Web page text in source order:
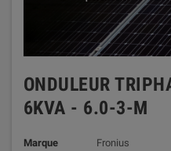
ONDULEUR
6KVA - 6.0-3-M
Marque
Fronius